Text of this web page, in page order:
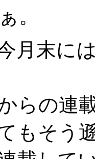
。
月末に
らの連
もそう